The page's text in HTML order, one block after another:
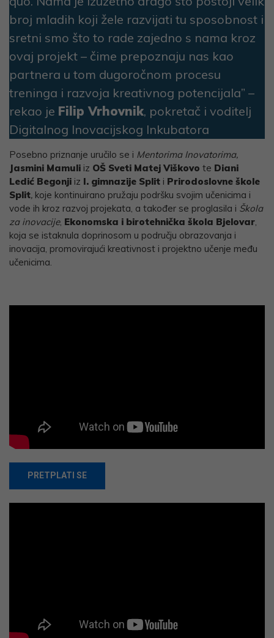
broj mladih koji žele razvijati tu sposobnost i
sretni smo što to rade zajedno s nama kroz
ovaj projekt – čime prepoznaju nas kao
partnera u tom dugoročnom procesu
treninga i razvoja kreativnog potencijala” –
rekao je Filip Vrhovnik, pokretač i voditelj
Digitalnog Inovacijskog Inkubatora
Posebno priznanje uručilo se i Mentorima Inovatorima,
Jasmini Mamuli iz OŠ Sveti Matej Viškovo te Diani
Ledić Begonji iz I. gimnazije Split i Prirodoslovne škole
Split, koje kontinuirano pružaju podršku svojim učenicima i
vode ih kroz razvoj projekata, a također se proglasila i Škola
za inovacije, Ekonomska i birotehnička škola Bjelovar,
koja se istaknula doprinosom u području obrazovanja i
inovacija, promovirajući kreativnost i projektno učenje među
učenicima.
PRETPLATI SE